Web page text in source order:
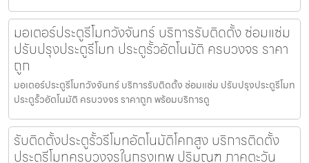
มอเตอร์ประตูรีโมทวังจันทร์ บริการรับติดตั้ง ซ่อมแซ่ม
ปรับปรุงประตูรีโมท ประตูรั้วอัตโนมัติ ครบวงจร ราคา
ถูก
มอเตอร์ประตูรีโมทวังจันทร์ บริการรับติดตั้ง ซ่อมแซ่ม ปรับปรุงประตูรีโมท
ประตูรั้วอัตโนมัติ ครบวงจร ราคาถูก พร้อมบริการดู
รับติดตั้งประตูรั้วรีโมทอัตโนมัติโคกสูง บริการติดตั้ง
ประตูรีโมทครบวงจรในกรุงเทพ ปริมณฑ ภาคตะวัน